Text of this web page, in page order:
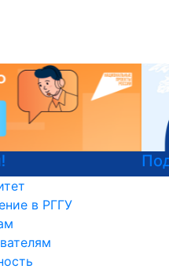
к ЕГЭ
в РГГУ